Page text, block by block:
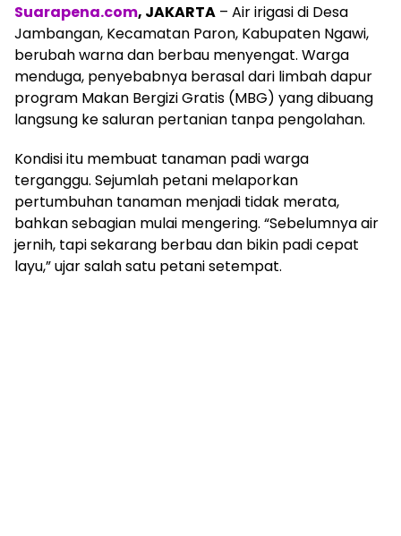
Suarapena.com, JAKARTA – Air irigasi di Desa
Jambangan, Kecamatan Paron, Kabupaten Ngawi,
berubah warna dan berbau menyengat. Warga
menduga, penyebabnya berasal dari limbah dapur
program Makan Bergizi Gratis (MBG) yang dibuang
langsung ke saluran pertanian tanpa pengolahan.
Kondisi itu membuat tanaman padi warga
terganggu. Sejumlah petani melaporkan
pertumbuhan tanaman menjadi tidak merata,
bahkan sebagian mulai mengering. “Sebelumnya air
jernih, tapi sekarang berbau dan bikin padi cepat
layu,” ujar salah satu petani setempat.